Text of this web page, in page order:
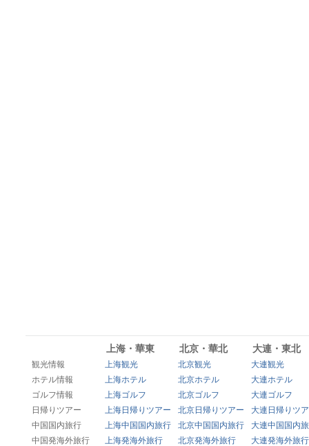
上海・華東 北京・華北 大連・東北
観光情報 上海観光 北京観光
大連観光
ホテル情報
上海ホテル 北京ホテル
大連ホテル
ゴルフ情報
上海ゴルフ 北京ゴルフ
大連ゴルフ
日帰りツアー
上海日帰りツアー 北京日帰りツアー
大連日帰りツ
中国国内旅行
上海中国国内旅行 北京中国国内旅行
大連中国国内
中国発海外旅行
上海発海外旅行 北京発海外旅行
大連発海外旅行